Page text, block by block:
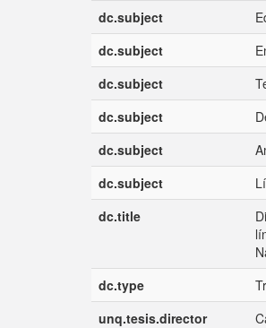
dc.subject
dc.subject
dc.subject
dc.subject
dc.subject
dc.subject
dc.title
dc.type
unq.tesis.director